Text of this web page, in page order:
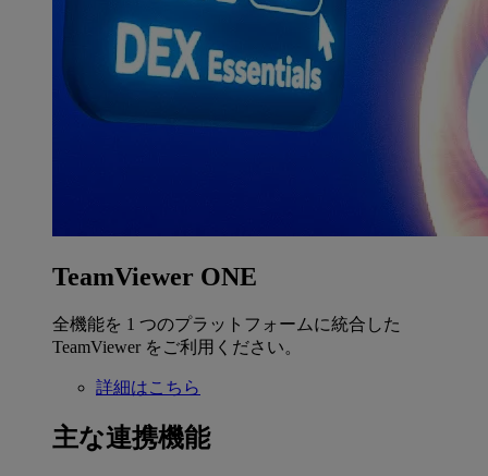
TeamViewer ONE
全機能を 1 つのプラットフォームに統合した
TeamViewer をご利用ください。
詳細はこちら
主な連携機能